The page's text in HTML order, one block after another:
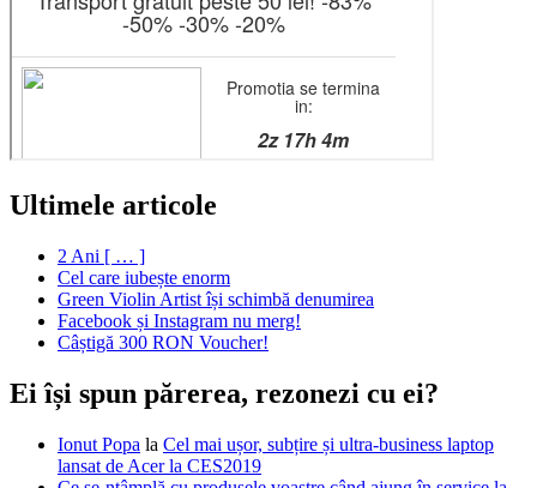
Ultimele articole
2 Ani [ … ]
Cel care iubește enorm
Green Violin Artist își schimbă denumirea
Facebook și Instagram nu merg!
Câștigă 300 RON Voucher!
Ei își spun părerea, rezonezi cu ei?
Ionut Popa la Cel mai ușor, subțire și ultra-business laptop
lansat de Acer la CES2019